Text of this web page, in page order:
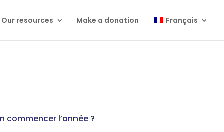
Our resources Make a donation Français
commencer l’année ?